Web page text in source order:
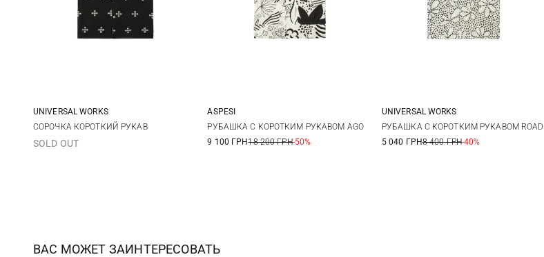
M L XL
UNIVERSAL WORKS
СОРОЧКА КОРОТКИЙ РУКАВ
SOLD OUT
S M L XL
ASPESI
РУБАШКА С КОРОТКИМ РУКАВОМ AGO
9 100 ГРН18 200 ГРН-50%
M L XL XXL
UNIVERSAL WORKS
РУБАШКА С КОРОТКИМ РУКАВОМ ROAD
5 040 ГРН8 400 ГРН-40%
ВАС МОЖЕТ ЗАИНТЕРЕСОВАТЬ